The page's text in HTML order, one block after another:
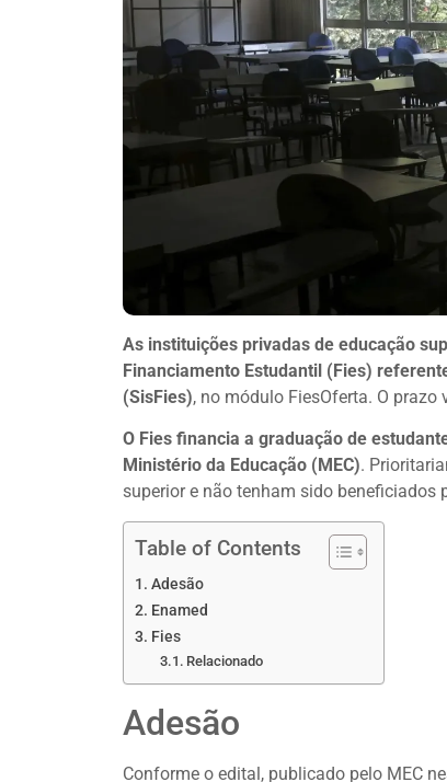
As instituições privadas de educação
Financiamento Estudantil (Fies)
(SisFies), no módulo FiesOferta. O
O Fies financia a graduação de
Ministério da Educação (MEC).
superior e não tenham sido beneficiados
Table of Contents
Adesão
Enamed
Fies
Relacionado
Adesão
Conforme o edital, publicado pelo MEC